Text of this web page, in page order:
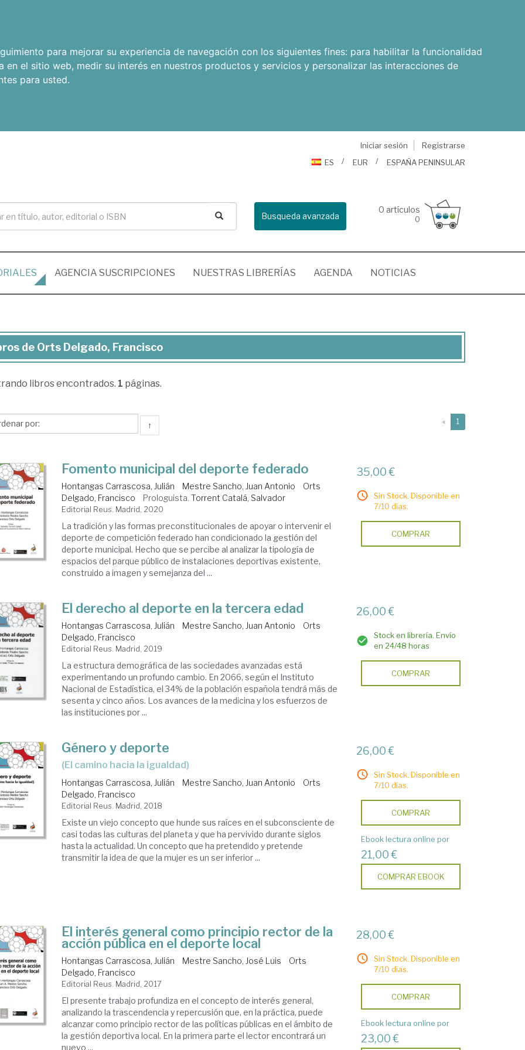
para mejorar su experiencia de navegación con los siguientes fines: para habilitar la funcionalidad
en el sitio web, medir su interés en nuestros productos y servicios y personalizar las interacciones de
para usted.
Iniciar sesión
Registrarse
ES
EUR ESPAÑA PENINSULAR
Busqueda avanzada
0 artículos
0
AGENCIA SUSCRIPCIONES NUESTRAS LIBRERÍAS AGENDA NOTICIAS
de Orts Delgado, Francisco
libros encontrados. 1 páginas.
↑ « 1
Fomento municipal del deporte federado
Hontangas Carrascosa, Julián Mestre Sancho, Juan Antonio
Orts
Delgado, Francisco
Prologuista.Torrent Catalá, Salvador
Editorial Reus. Madrid, 2020
La tradición y las formas preconstitucionales de apoyar o intervenir el
deporte de competición federado han condicionado la gestión del
deporte municipal. Hecho que se percibe al analizar la tipología de
espacios del parque público de instalaciones deportivas existente,
construido a imagen y semejanza del ...
35,00 €
Sin Stock. Disponible en
7/10 días.
COMPRAR
El derecho al deporte en la tercera edad
Hontangas Carrascosa, Julián Mestre Sancho, Juan Antonio
Orts
Delgado, Francisco
Editorial Reus. Madrid, 2019
La estructura demográfica de las sociedades avanzadas está
experimentando un profundo cambio. En 2066, según el Instituto
Nacional de Estadística, el 34% de la población española tendrá más de
sesenta y cinco años. Los avances de la medicina y los esfuerzos de
las instituciones por ...
26,00 €
Stock en librería. Envío
en 24/48 horas
COMPRAR
Género y deporte
(el camino hacia la igualdad)
Hontangas Carrascosa, Julián Mestre Sancho, Juan Antonio
Orts
Delgado, Francisco
Editorial Reus. Madrid, 2018
Existe un viejo concepto que hunde sus raíces en el subconsciente de
casi todas las culturas del planeta y que ha pervivido durante siglos
hasta la actualidad. Un concepto que ha pretendido y pretende
transmitir la idea de que la mujer es un ser inferior ...
26,00 €
Sin Stock. Disponible en
7/10 días.
COMPRAR
Ebook lectura online por
21,00 €
COMPRAR EBOOK
El interés general como principio rector de la
acción pública en el deporte local
Hontangas Carrascosa, Julián Mestre Sancho, José Luis
Orts
Delgado, Francisco
Editorial Reus. Madrid, 2017
El presente trabajo profundiza en el concepto de interés general,
analizando la trascendencia y repercusión que, en la práctica, puede
alcanzar como principio rector de las políticas públicas en el ámbito de
la gestión deportiva local. En la primera parte el lector encontrará un
nuevo ...
28,00 €
Sin Stock. Disponible en
7/10 días.
COMPRAR
Ebook lectura online por
23,00 €